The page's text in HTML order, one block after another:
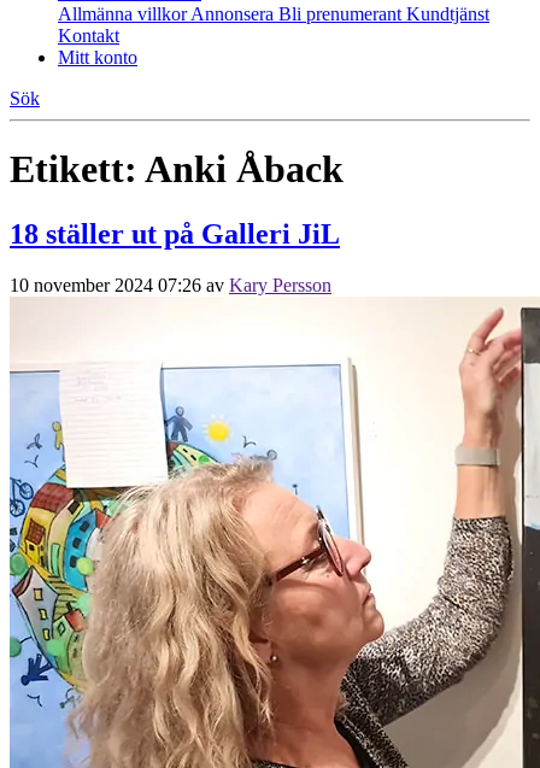
Allmänna villkorAnnonsera Bli prenumerant Kundtjänst
Kontakt
Mitt konto
Sök
Etikett: Anki Åback
18 ställer ut på Galleri JiL
10 november 2024 07:26 av Kary Persson